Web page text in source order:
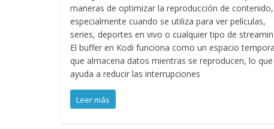
maneras de optimizar la reproducción de contenido,
especialmente cuando se utiliza para ver películas,
series, deportes en vivo o cualquier tipo de
El buffer en Kodi funciona como un espacio
que almacena datos mientras se reproducen, lo que
ayuda a reducir las interrupciones
Leer más